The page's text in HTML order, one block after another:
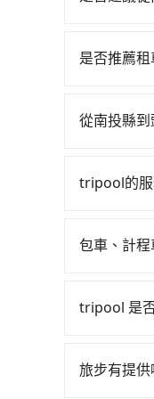
南港一天最
小黃後約花
黃司機不按
車共乘服務
是否推薦
潭小客車
100~2,000
路，且須配
從南投縣
話至日月星
縣頭城鎮的
tripool的服
的台灣大
多數乘客出
包車、計
地點上車較
無法申訴退
tripool 是
旅步有提